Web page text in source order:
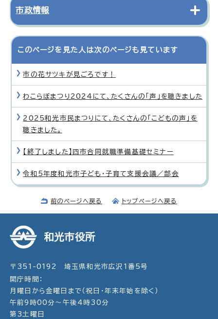
市政情報
このページを見た人は次のページも見ています
市の花サツキが見ごろです！
わこらぼまつり2024にて、たくさんの「声」を聴きました
2025和光市民まつりにて、たくさんの「こどもの声」を
聴きました。
【終了しました】四市合同就職準備基礎セミナー
令和5年度和光市子ども・子育て支援会議／部会
前のページへ戻る トップページへ戻る
和光市役所
〒351-0192 埼玉県和光市広沢1番5号
開庁時間：
月曜日から金曜日まで（祝日・年末年始を除く）
午前9時00分～午後4時30分
第3土曜日